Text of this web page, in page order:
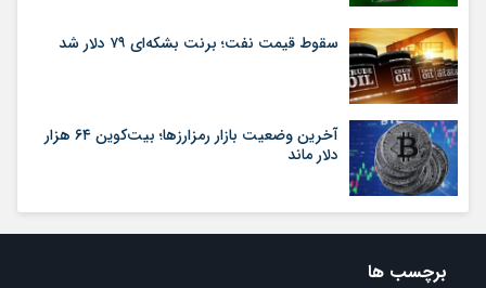
سقوط قیمت نفت؛ برنت بشکه‌ای ۷۹ دلار شد
آخرین وضعیت بازار رمزارزها؛ بیت‌کوین ۶۴ هزار
دلار ماند
برچسب ها